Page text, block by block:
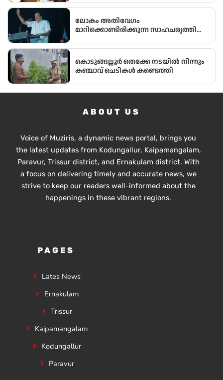
ലോകം അതിവേഗം
മാറിക്കൊണ്ടിരിക്കുന്ന സാഹചര്യത്തിൽ
വിദ്യാഭ്യാസം സ്കൂൾ തലത്തിൽ തന്നെ
വിദ്യാർഥികൾക്ക് ലഭ്യമാക്കുകയാണ്
സർക്കാരിന്റെ ലക്ഷ്യമെന്ന് സംസ്ഥാന
വിദ്യാഭ്യാസ മന്ത്രി അഡ്വ.എൻ. ഷംസുദ്ദീൻ
കൊടുങ്ങല്ലൂർ തെക്കേ നടയിൽ നിന്നും
കഞ്ചാവ് ചെടികൾ കണ്ടെത്തി
ABOUT US
Voice of Muziris, a dynamic news portal, brings you
the latest updates from Kodungallur, Kaipamangalam,
Paravur, Trissur district, and Ernakulam district. With
a focus on delivering timely and accurate news, we
strive to keep our readers well-informed about the
happenings in these vibrant regions.
PAGES
Lates News
Ernakulam
Trissur
Kaipamangalam
Kodungallur
Paravur